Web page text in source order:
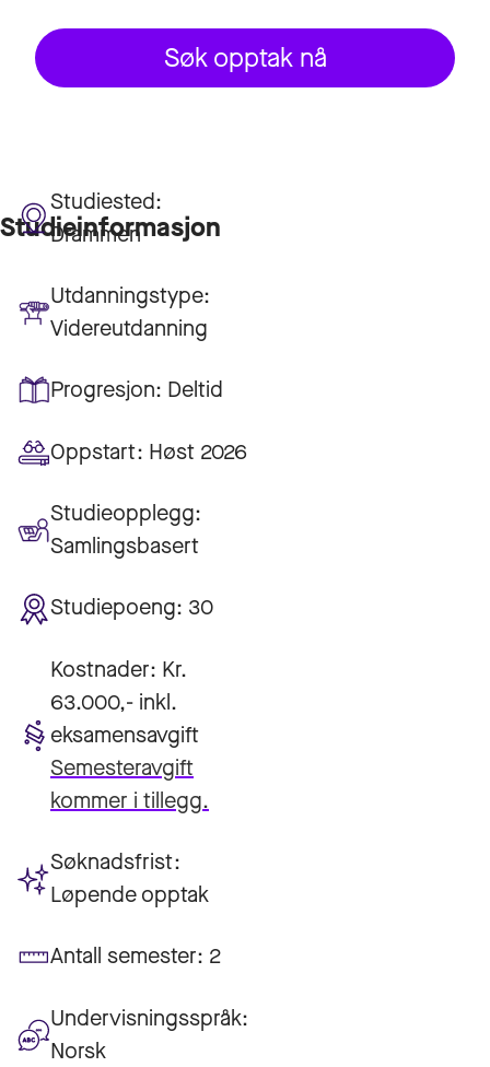
Søk opptak nå
Studieinformasjon
Studiested:
Drammen
Utdanningstype:
Videreutdanning
Progresjon: Deltid
Oppstart: Høst 2026
Studieopplegg:
Samlingsbasert
Studiepoeng: 30
Kostnader: Kr.
63.000,- inkl.
eksamensavgift
Semesteravgift
kommer i tillegg.
Søknadsfrist:
Løpende opptak
Antall semester: 2
Undervisningsspråk:
Norsk